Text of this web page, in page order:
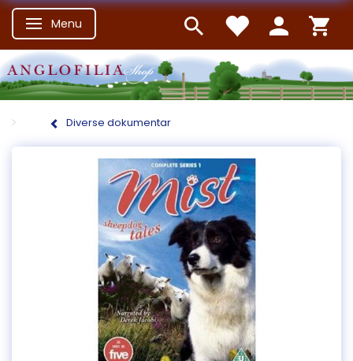
Skifte navigation
Menu
Diverse dokumentar